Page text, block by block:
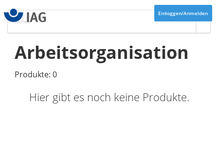
Einloggen/Anmelden
Arbeitsorganisation
Produkte: 0
Hier gibt es noch keine Produkte.